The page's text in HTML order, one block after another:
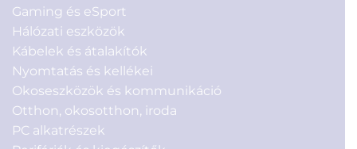
Gaming és eSport
Hálózati eszközök
Kábelek és átalakítók
Nyomtatás és kellékei
Okoseszközök és kommunikáció
Otthon, okosotthon, iroda
PC alkatrészek